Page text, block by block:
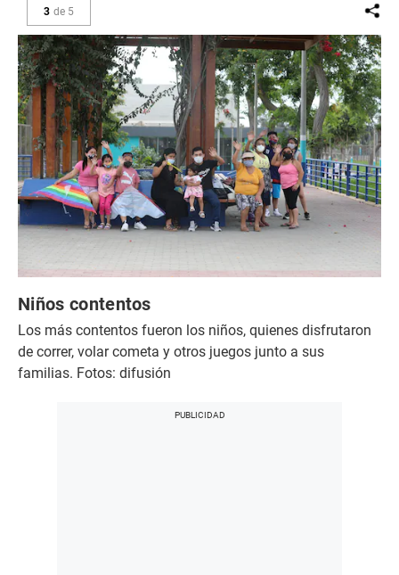
3 de 5
Niños contentos
Los más contentos fueron los niños, quienes disfrutaron
de correr, volar cometa y otros juegos junto a sus
familias. Fotos: difusión